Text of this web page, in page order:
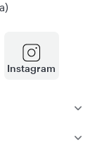
Instagram